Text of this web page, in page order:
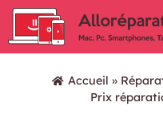
Accueil »
Prix